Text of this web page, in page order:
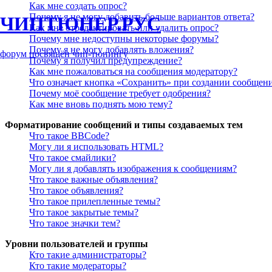
ЧИПТЮНЕР.РУС
форум посвящён чип-тюнингу
Как мне создать опрос?
Почему я не могу добавить больше вариантов ответа?
Как мне отредактировать или удалить опрос?
Почему мне недоступны некоторые форумы?
Почему я не могу добавлять вложения?
Почему я получил предупреждение?
Как мне пожаловаться на сообщения модератору?
Что означает кнопка «Сохранить» при создании
Почему моё сообщение требует одобрения?
Как мне вновь поднять мою тему?
Форматирование сообщений и типы создаваемых тем
Что такое BBCode?
Могу ли я использовать HTML?
Что такое смайлики?
Могу ли я добавлять изображения к сообщениям?
Что такое важные объявления?
Что такое объявления?
Что такое прилепленные темы?
Что такое закрытые темы?
Что такое значки тем?
Уровни пользователей и группы
Кто такие администраторы?
Кто такие модераторы?